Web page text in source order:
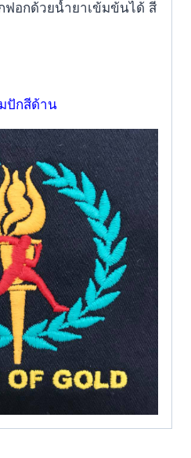
ฟอกด้วยน้ำยาเข้มข้นได้ สี
ปักสีด้าน